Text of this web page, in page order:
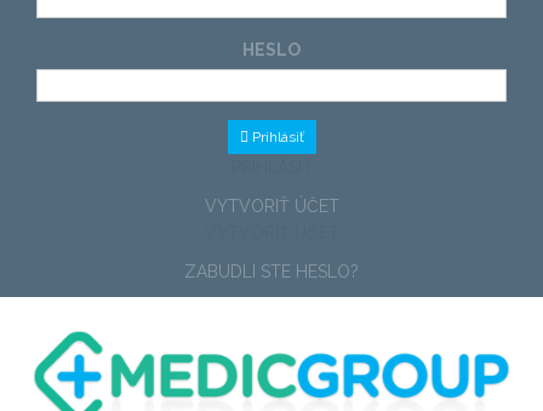
HESLO
Prihlásiť
VYTVORIŤ ÚČET
ZABUDLI STE HESLO?